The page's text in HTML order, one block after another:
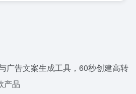
广告文案生成工具，60秒创建高转
产品